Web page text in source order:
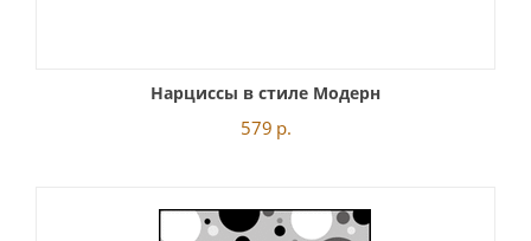
Нарциссы в стиле Модерн
579 р.